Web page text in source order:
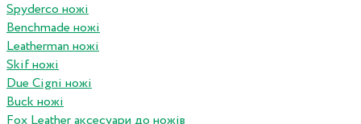
Spyderco ножі
Benchmade ножі
Leatherman ножі
Skif ножі
Due Cigni ножі
Buck ножі